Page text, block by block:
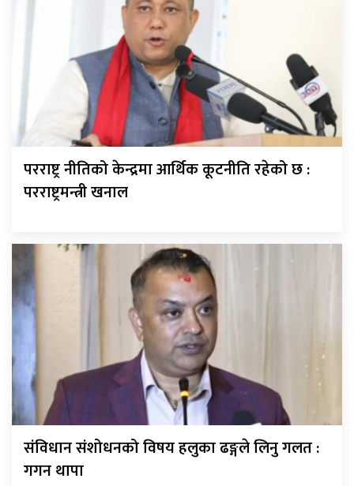
परराष्ट्र नीतिको केन्द्रमा आर्थिक कूटनीति रहेको छ :
परराष्ट्रमन्त्री खनाल
संविधान संशोधनको विषय हलुका ढङ्गले लिनु गलत :
गगन थापा